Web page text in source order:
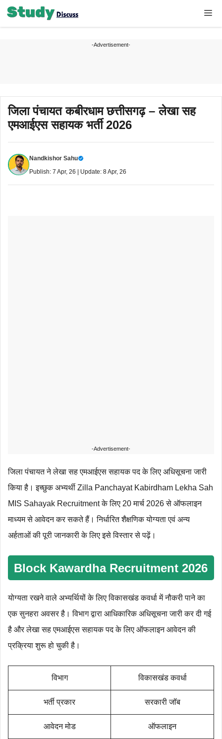
Skip
-Advertisement-
जिला पंचायत कबीरधाम छत्तीसगढ़ – लेखा सह
एमआईएस सहायक भर्ती 2026
Nandkishor Sahu
Publish: 7 Apr, 26 | Update: 8 Apr, 26
-Advertisement-
जिला पंचायत ने लेखा सह एमआईएस सहायक पद के लिए अधिसूचना जारी
किया है। इच्छुक अभ्यर्थी Zilla Panchayat Kabirdham Lekha Sah
MIS Sahayak Recruitment के लिए 20 मार्च 2026 से ऑफलाइन
माध्यम से आवेदन कर सकते हैं। निर्धारित शैक्षणिक योग्‍यता एवं अन्‍य
अर्हताओं की पूरी जानकारी के लिए इसे विस्तार से पढ़ें।
Block Kawardha Recruitment 2026
योग्यता रखने वाले अभ्यर्थियों के लिए विकासखंड कवर्धा में नौकरी पाने का
एक सुनहरा अवसर है। विभाग द्वारा आधिकारिक अधिसूचना जारी कर दी गई
है और लेखा सह एमआईएस सहायक पद के लिए ऑफलाइन आवेदन की
प्रक्रिया शुरू हो चुकी है।
विभाग विकासखंड कवर्धा
भर्ती प्रकार सरकारी जॉब
आवेदन मोड ऑफलाइन